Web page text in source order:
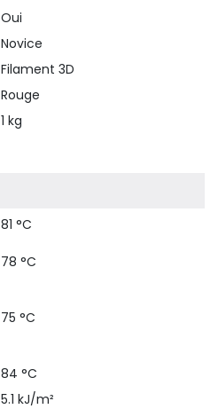
Oui
Novice
Filament 3D
Rouge
1 kg
81 °C
78 °C
75 °C
84 °C
5.1 kJ/m²